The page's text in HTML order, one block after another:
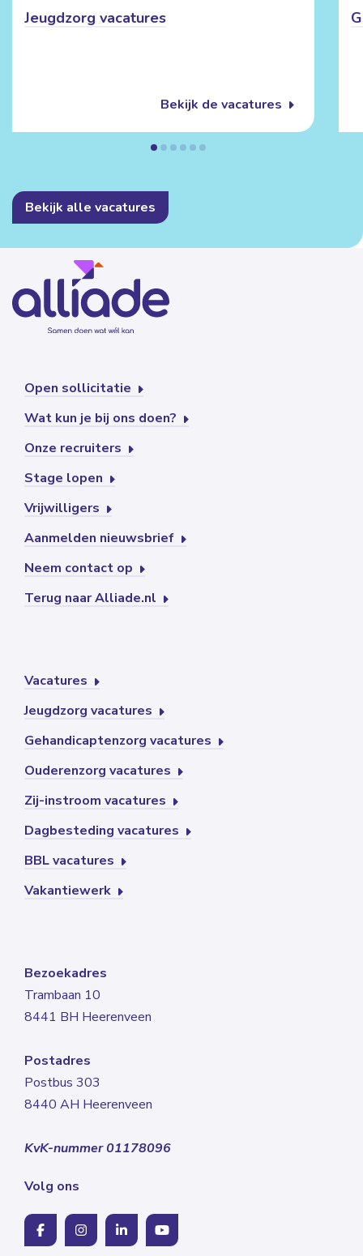
Jeugdzorg vacatures
Bekijk de vacatures
Bekijk alle vacatures
Open sollicitatie
Wat kun je bij ons doen?
Onze recruiters
Stage lopen
Vrijwilligers
Aanmelden nieuwsbrief
Neem contact op
Terug naar Alliade.nl
Vacatures
Jeugdzorg vacatures
Gehandicaptenzorg vacatures
Ouderenzorg vacatures
Zij-instroom vacatures
Dagbesteding vacatures
BBL vacatures
Vakantiewerk
Bezoekadres
Trambaan 10
8441 BH Heerenveen
Postadres
Postbus 303
8440 AH Heerenveen
KvK-nummer 01178096
Volg ons